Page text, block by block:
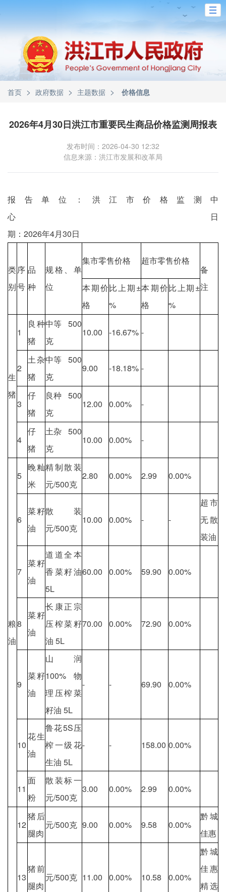
首页 > 政府数据 > 主题数据 > 价格信息
2026年4月30日洪江市重要民生商品价格监测周报表
发布时间：2026-04-30 12:32
信息来源：洪江市发展和改革局
报告单位：洪江市价格监测中
心 日
期：2026年4月30日
类
别
序
号
品
种
规格、单
位
集市零售价格 超市零售价格
备
注
本期价
格
比上期±
%
本期价
格
比上期±
%
生
猪
1
良种
猪
中等 500
克
10.00 -16.67% -
2
土杂
猪
中等 500
克
9.00 -18.18% -
3
仔
猪
良种 500
克
12.00 0.00% -
4
仔
猪
土杂 500
克
10.00 0.00% -
粮
油
5
晚籼
米
精制散装
元/500克
2.80 0.00% 2.99 0.00%
6
菜籽
油
散装
元/500克
10.00 0.00% - -
超市
无散
装油
7
菜籽
油
道道全本
香菜籽油
5L
60.00 0.00% 59.90 0.00%
8
菜籽
油
长康正宗
压榨菜籽
油 5L
70.00 0.00% 72.90 0.00%
9
菜籽
油
山润
100%物
理压榨菜
籽油 5L
- - 69.90 0.00%
10
花生
油
鲁花5S压
榨一级花
生油 5L
- - 158.00 0.00%
11
面
粉
散装标一
元/500克
3.00 0.00% 2.99 0.00%
12
猪后
腿肉
元/500克 9.00 0.00% 9.58 0.00%
黔城
佳惠
13
猪前
腿肉
元/500克 11.00 0.00% 10.58 0.00%
黔城
佳惠
精选